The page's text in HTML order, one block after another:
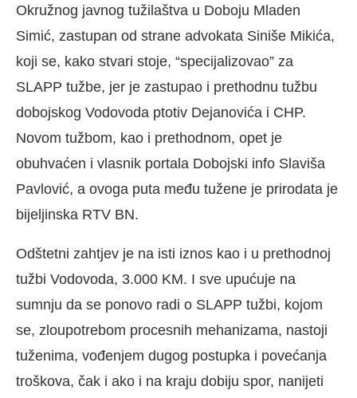
Okružnog javnog tužilaštva u Doboju Mladen
Simić, zastupan od strane advokata Siniše Mikića,
koji se, kako stvari stoje, “specijalizovao” za
SLAPP tužbe, jer je zastupao i prethodnu tužbu
dobojskog Vodovoda ptotiv Dejanovića i CHP.
Novom tužbom, kao i prethodnom, opet je
obuhvaćen i vlasnik portala Dobojski info Slaviša
Pavlović, a ovoga puta među tužene je prirodata je
bijeljinska RTV BN.
Odštetni zahtjev je na isti iznos kao i u prethodnoj
tužbi Vodovoda, 3.000 KM. I sve upućuje na
sumnju da se ponovo radi o SLAPP tužbi, kojom
se, zloupotrebom procesnih mehanizama, nastoji
tuženima, vođenjem dugog postupka i povećanja
troškova, čak i ako i na kraju dobiju spor, nanijeti